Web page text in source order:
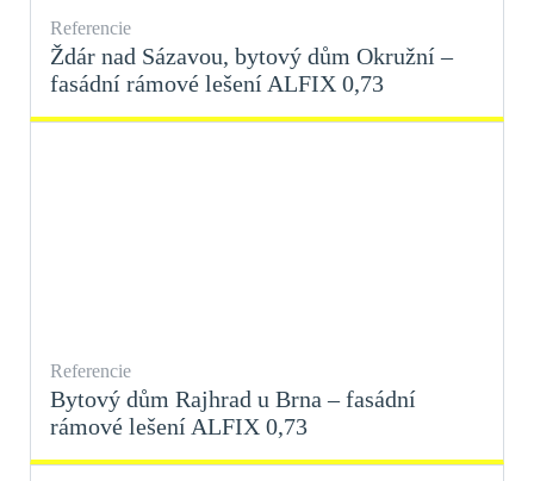
Referencie
Ždár nad Sázavou, bytový dům Okružní –
fasádní rámové lešení ALFIX 0,73
Referencie
Bytový dům Rajhrad u Brna – fasádní
rámové lešení ALFIX 0,73